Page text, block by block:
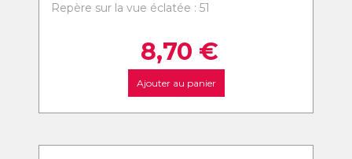
Repère sur la vue éclatée : 51
8,70 €
Ajouter au panier